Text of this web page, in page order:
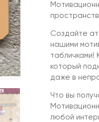
Создайте
нашими
табличками!
который
даже в
Что вы
любой